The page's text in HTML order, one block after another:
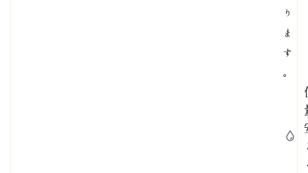
り
ま
す
。